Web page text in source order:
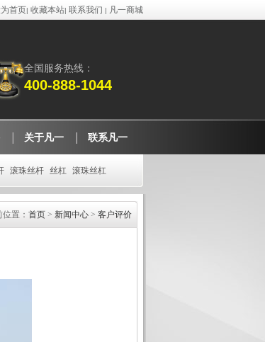
首页| 收藏本站| 联系我们 | 凡一商城
全国服务热线：
400-888-1044
关于凡一 联系凡一
滚珠丝杆 丝杠 滚珠丝杠
位置： 首页 > 新闻中心 > 客户评价